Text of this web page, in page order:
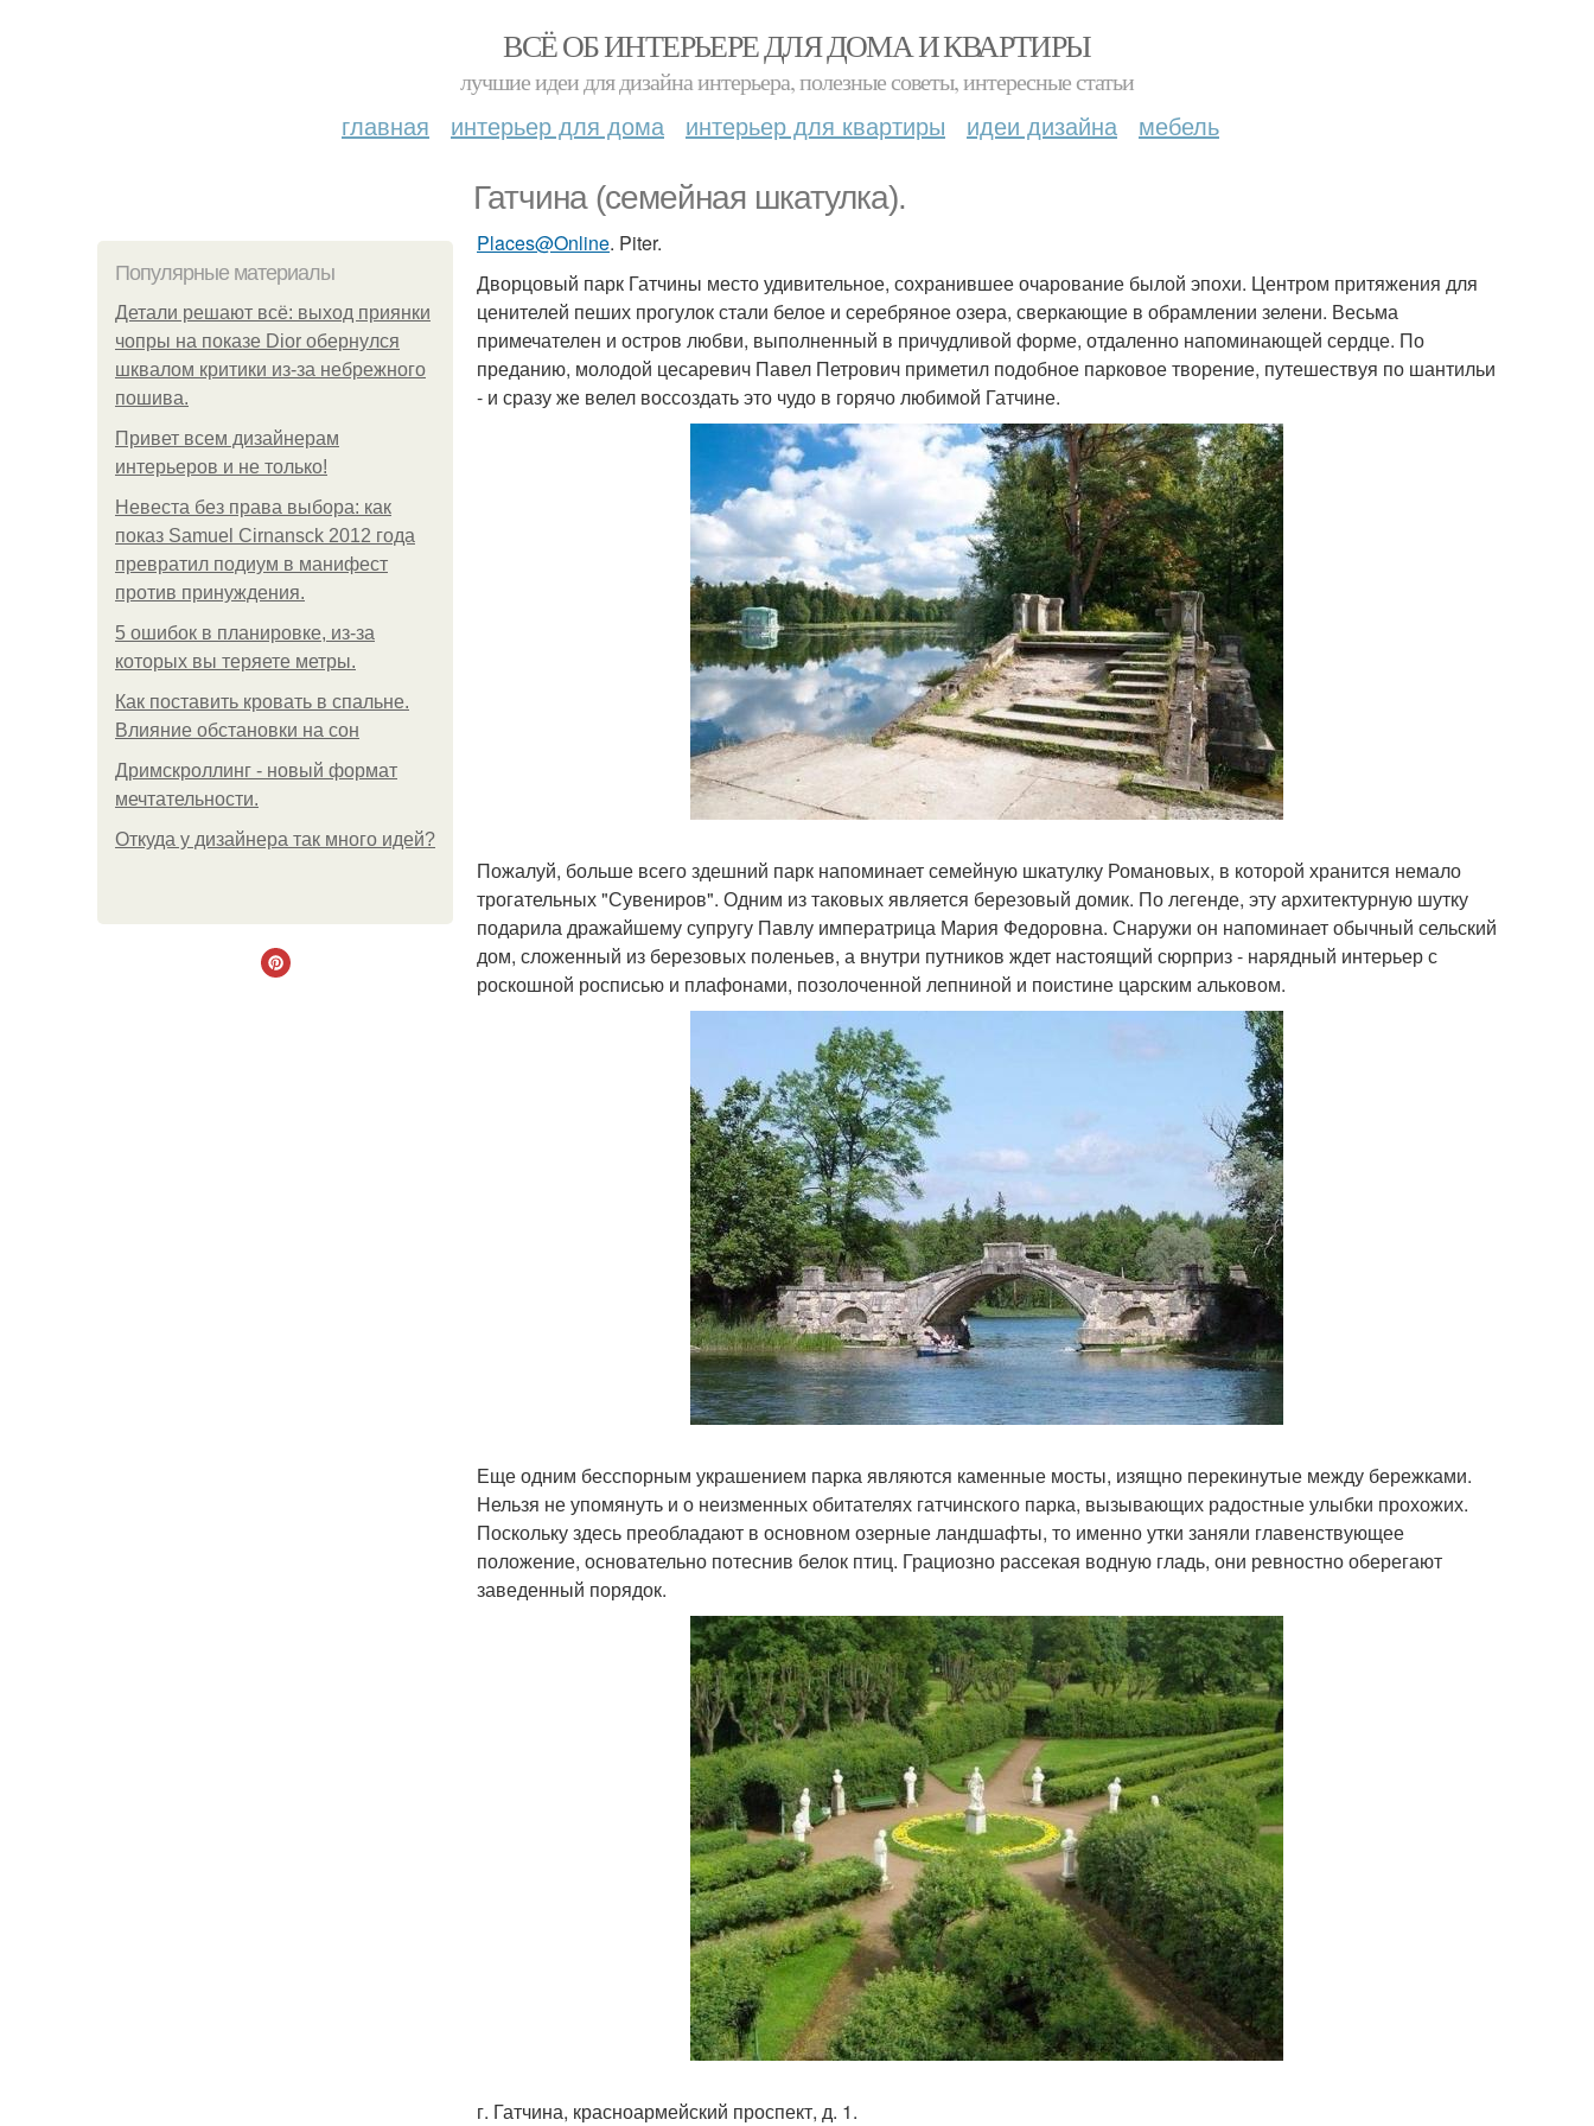
ВСЁ ОБ ИНТЕРЬЕРЕ ДЛЯ ДОМА И КВАРТИРЫ
лучшие идеи для дизайна интерьера, полезные советы, интересные статьи
главная интерьер для дома интерьер для квартиры идеи дизайна мебель
Гатчина (семейная шкатулка).
Популярные материалы
Детали решают всё: выход приянки
чопры на показе Dior обернулся
шквалом критики из-за небрежного
пошива.
Привет всем дизайнерам
интерьеров и не только!
Невеста без права выбора: как
показ Samuel Cirnansck 2012 года
превратил подиум в манифест
против принуждения.
5 ошибок в планировке, из-за
которых вы теряете метры.
Как поставить кровать в спальне.
Влияние обстановки на сон
Дримскроллинг - новый формат
мечтательности.
Откуда у дизайнера так много идей?
Places@Online. Piter.
Дворцовый парк Гатчины место удивительное, сохранившее очарование былой эпохи. Центром притяжения для
ценителей пеших прогулок стали белое и серебряное озера, сверкающие в обрамлении зелени. Весьма
примечателен и остров любви, выполненный в причудливой форме, отдаленно напоминающей сердце. По
преданию, молодой цесаревич Павел Петрович приметил подобное парковое творение, путешествуя по шантильи
- и сразу же велел воссоздать это чудо в горячо любимой Гатчине.
Пожалуй, больше всего здешний парк напоминает семейную шкатулку Романовых, в которой хранится немало
трогательных "Сувениров". Одним из таковых является березовый домик. По легенде, эту архитектурную шутку
подарила дражайшему супругу Павлу императрица Мария Федоровна. Снаружи он напоминает обычный сельский
дом, сложенный из березовых поленьев, а внутри путников ждет настоящий сюрприз - нарядный интерьер с
роскошной росписью и плафонами, позолоченной лепниной и поистине царским альковом.
Еще одним бесспорным украшением парка являются каменные мосты, изящно перекинутые между бережками.
Нельзя не упомянуть и о неизменных обитателях гатчинского парка, вызывающих радостные улыбки прохожих.
Поскольку здесь преобладают в основном озерные ландшафты, то именно утки заняли главенствующее
положение, основательно потеснив белок птиц. Грациозно рассекая водную гладь, они ревностно оберегают
заведенный порядок.
г. Гатчина, красноармейский проспект, д. 1.